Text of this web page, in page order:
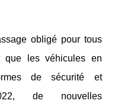
obligé pour tous
que les véhicules en
de sécurité et
de nouvelles